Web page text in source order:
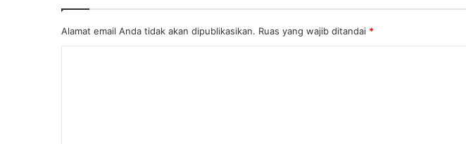
Alamat email Anda tidak akan dipublikasikan. Ruas yang wajib ditandai *